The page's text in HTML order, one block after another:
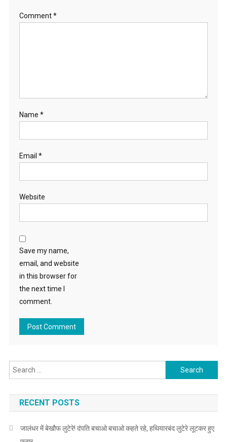
Comment*
Name *
Email *
Website
Save my name,
email, and website
in this browser for
the next time I
comment.
Search for:
RECENT POSTS
जालंधर में बेखौफ लुटेरे! दंपति बचाओ बचाओ कहते रहे, हथियारबंद लुटेरे लूटकर हुए